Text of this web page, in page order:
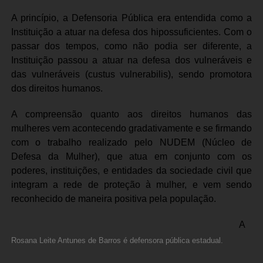
A princípio, a Defensoria Pública era entendida como a
Instituição a atuar na defesa dos hipossuficientes. Com o
passar dos tempos, como não podia ser diferente, a
Instituição passou a atuar na defesa dos vulneráveis e
das vulneráveis (custus vulnerabilis), sendo promotora
dos direitos humanos.
A compreensão quanto aos direitos humanos das
mulheres vem acontecendo gradativamente e se firmando
com o trabalho realizado pelo NUDEM (Núcleo de
Defesa da Mulher), que atua em conjunto com os
poderes, instituições, e entidades da sociedade civil que
integram a rede de proteção à mulher, e vem sendo
reconhecido de maneira positiva pela população.
Rosana Leite Antunes de Barros é defensora pública estadual.
A